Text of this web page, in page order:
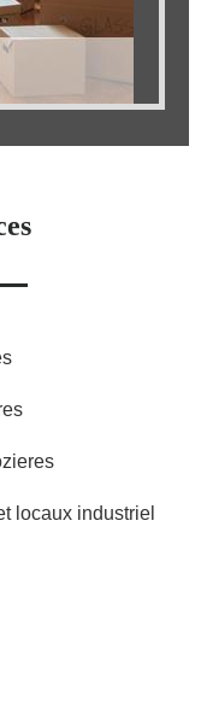
locaux industriel